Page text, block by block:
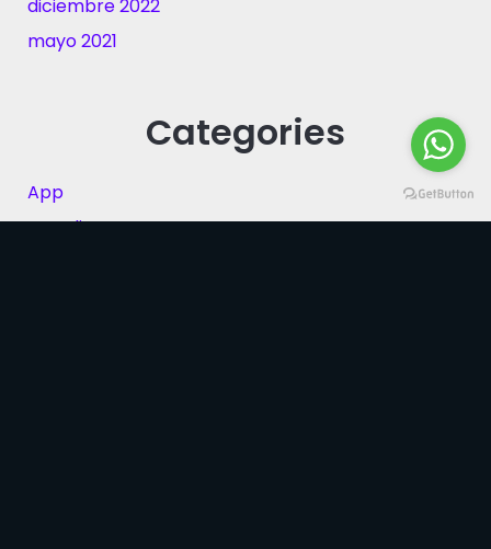
diciembre 2022
mayo 2021
Categories
App
Branding